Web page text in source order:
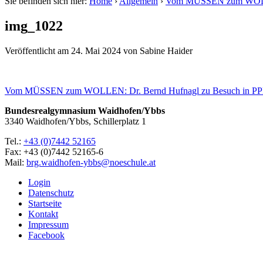
img_1022
Veröffentlicht am 24. Mai 2024 von Sabine Haider
Vom MÜSSEN zum WOLLEN: Dr. Bernd Hufnagl zu Besuch in
Bundesrealgymnasium Waidhofen/Ybbs
3340 Waidhofen/Ybbs, Schillerplatz 1
Tel.: +43 (0)7442 52165
Fax: +43 (0)7442 52165-6
Mail: brg.waidhofen-ybbs@noeschule.at
Login
Datenschutz
Startseite
Kontakt
Impressum
Facebook